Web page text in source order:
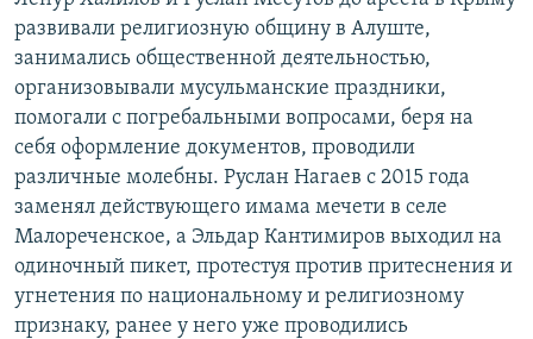
развивали религиозную общину в Алуште,
занимались общественной деятельностью,
организовывали мусульманские праздники,
помогали с погребальными вопросами, беря на
себя оформление документов, проводили
различные молебны. Руслан Нагаев с 2015 года
заменял действующего имама мечети в селе
Малореченское, а Эльдар Кантимиров выходил на
одиночный пикет, протестуя против притеснения и
угнетения по национальному и религиозному
признаку, ранее у него уже проводились